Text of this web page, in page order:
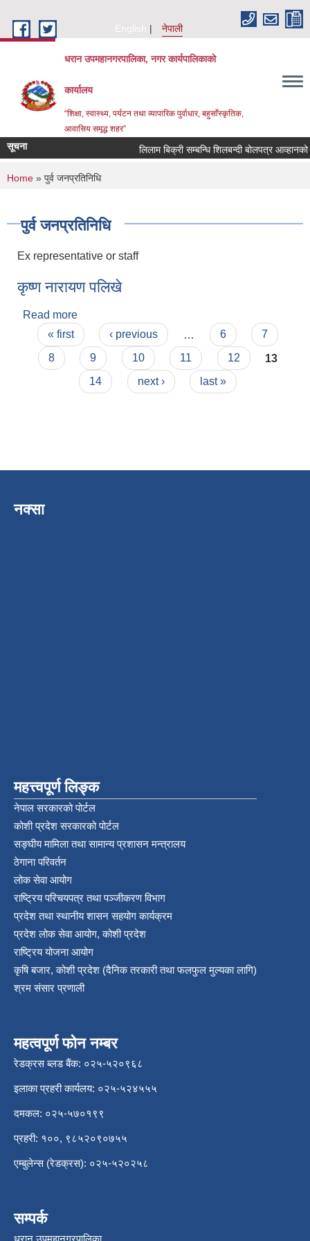
English
नेपाली
धरान उपमहानगरपालिका, नगर कार्यपालिकाको
कार्यालय
“शिक्षा, स्वास्थ्य, पर्यटन तथा व्यापारिक पुर्वाधार, बहुसाँस्कृतिक,
आवासिय समृद्ध शहर”
सूचना लिलाम बिक्री सम्बन्धि शिलबन्दी
You are here
Home » पुर्व जनप्रतिनिधि
पुर्व जनप्रतिनिधि
Ex representative or staff
कृष्ण नारायण पलिखे
Read more
Pages
« first ‹ previous 6
7
8
9 10 11 12
13
14
next › last »
नक्सा
महत्त्वपूर्ण लिङ्क
नेपाल सरकारको पोर्टल
कोशी प्रदेश सरकारको पोर्टल
सङ्‍घीय मामिला तथा सामान्य प्रशासन मन्त्रालय
ठेगाना परिवर्तन
लोक सेवा आयोग
राष्ट्रिय परिचयपत्र तथा पञ्‍जीकरण विभाग
प्रदेश तथा स्थानीय शासन सहयोग कार्यक्रम
प्रदेश लोक सेवा आयोग, कोशी प्रदेश
राष्ट्रिय योजना आयोग
कृषि बजार, कोशी प्रदेश (दैनिक तरकारी तथा फलफुल मुल्यका लागि)
श्रम संसार प्रणाली
महत्वपूर्ण फोन नम्बर
रेडक्रस ब्लड बैंक: ०२५-५२०९६८
इलाका प्रहरी कार्यलय: ०२५-५२४५५५
दमकल: ०२५-५७०१९९
प्रहरी: १००, ९८५२०९०७५५
एम्बुलेन्स (रेडक्रस): ०२५-५२०२५८
सम्पर्क